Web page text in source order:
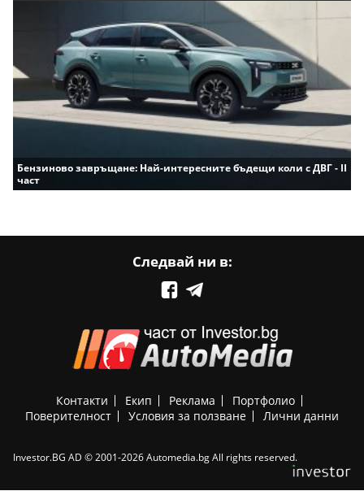
Бензиново завръщане: Най-интересните бъдещи коли с ДВГ - II
част
Следвай ни в:
Контакти Екип Реклама
Портфолио
Поверителност
Условия за ползване Лични данни
Investor.BG AD © 2001-2026 Automedia.bg All rights reserved.